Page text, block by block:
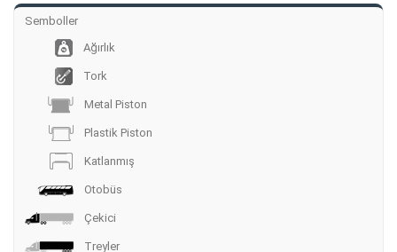
Semboller
Ağırlık
Tork
Metal Piston
Plastik Piston
Katlanmış
Otobüs
Çekici
Treyler